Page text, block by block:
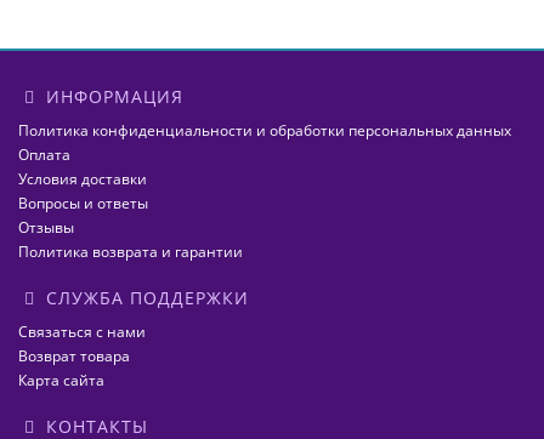
ИНФОРМАЦИЯ
Политика конфиденциальности и обработки персональных данных
Оплата
Условия доставки
Вопросы и ответы
Отзывы
Политика возврата и гарантии
СЛУЖБА ПОДДЕРЖКИ
Связаться с нами
Возврат товара
Карта сайта
КОНТАКТЫ